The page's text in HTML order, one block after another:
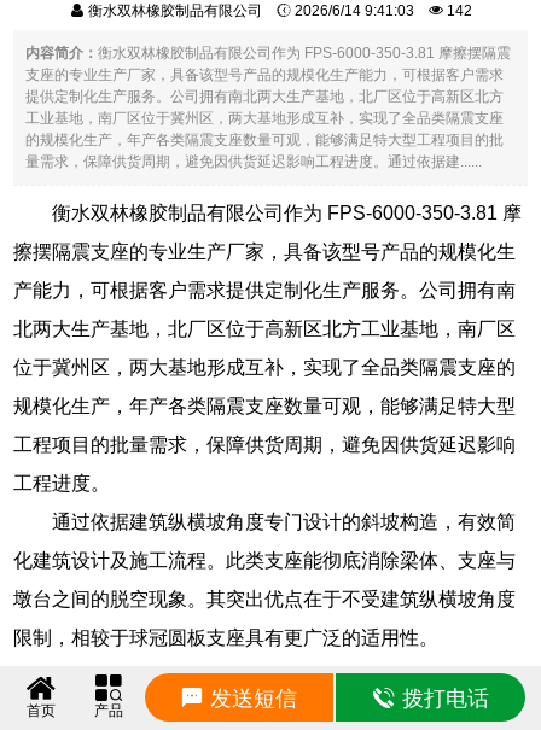
衡水双林橡胶制品有限公司 2026/6/14 9:41:03 142
内容简介：衡水双林橡胶制品有限公司作为 FPS-6000-350-3.81 摩擦摆隔震
支座的专业生产厂家，具备该型号产品的规模化生产能力，可根据客户需求
提供定制化生产服务。公司拥有南北两大生产基地，北厂区位于高新区北方
工业基地，南厂区位于冀州区，两大基地形成互补，实现了全品类隔震支座
的规模化生产，年产各类隔震支座数量可观，能够满足特大型工程项目的批
量需求，保障供货周期，避免因供货延迟影响工程进度。通过依据建......
衡水双林橡胶制品有限公司作为 FPS-6000-350-3.81 摩
擦摆隔震支座的专业生产厂家，具备该型号产品的规模化生
产能力，可根据客户需求提供定制化生产服务。公司拥有南
北两大生产基地，北厂区位于高新区北方工业基地，南厂区
位于冀州区，两大基地形成互补，实现了全品类隔震支座的
规模化生产，年产各类隔震支座数量可观，能够满足特大型
工程项目的批量需求，保障供货周期，避免因供货延迟影响
工程进度。
通过依据建筑纵横坡角度专门设计的斜坡构造，有效简
化建筑设计及施工流程。此类支座能彻底消除梁体、支座与
墩台之间的脱空现象。其突出优点在于不受建筑纵横坡角度
限制，相较于球冠圆板支座具有更广泛的适用性。
随着隔震技术的不断发展与应用范围的扩大，隔震支座
行业具有广阔的应用前景。衡水双林橡胶制品有限公司积极
首页 产品 发送短信 拨打电话